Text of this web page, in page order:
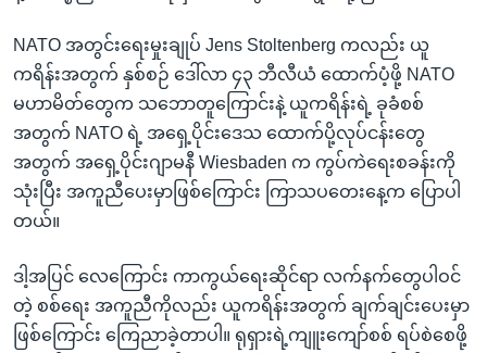
NATO အတွင်းရေးမှုးချုပ် Jens Stoltenberg ကလည်း ယူ
ကရိန်းအတွက် နှစ်စဉ် ဒေါ်လာ ၄၃ ဘီလီယံ ထောက်ပံ့ဖို့ NATO
မဟာမိတ်တွေက သဘောတူကြောင်းနဲ့ ယူကရိန်းရဲ့ ခုခံစစ်
အတွက် NATO ရဲ့ အရှေ့ပိုင်းဒေသ ထောက်ပို့လုပ်ငန်းတွေ
အတွက် အရှေ့ပိုင်းဂျာမနီ Wiesbaden က ကွပ်ကဲရေးစခန်းကို
သုံးပြီး အကူညီပေးမှာဖြစ်ကြောင်း ကြာသပတေးနေ့က ပြောပါ
တယ်။
ဒါ့အပြင် လေကြောင်း ကာကွယ်ရေးဆိုင်ရာ လက်နက်တွေပါဝင်
တဲ့ စစ်ရေး အကူညီကိုလည်း ယူကရိန်းအတွက် ချက်ချင်းပေးမှာ
ဖြစ်ကြောင်း ကြေညာခဲ့တာပါ။ ရုရှားရဲ့ကျူးကျော်စစ် ရပ်စဲစေဖို့